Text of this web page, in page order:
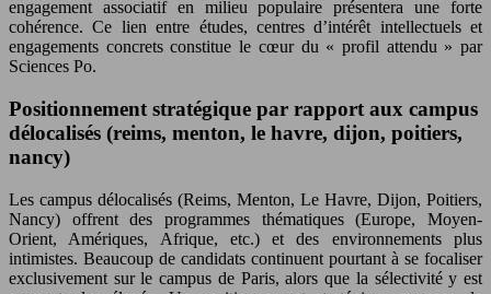
engagement associatif en milieu populaire présentera une forte
cohérence. Ce lien entre études, centres d’intérêt intellectuels et
engagements concrets constitue le cœur du « profil attendu » par
Sciences Po.
Positionnement stratégique par rapport aux campus
délocalisés (reims, menton, le havre, dijon, poitiers,
nancy)
Les campus délocalisés (Reims, Menton, Le Havre, Dijon, Poitiers,
Nancy) offrent des programmes thématiques (Europe, Moyen-
Orient, Amériques, Afrique, etc.) et des environnements plus
intimistes. Beaucoup de candidats continuent pourtant à se focaliser
exclusivement sur le campus de Paris, alors que la sélectivité y est